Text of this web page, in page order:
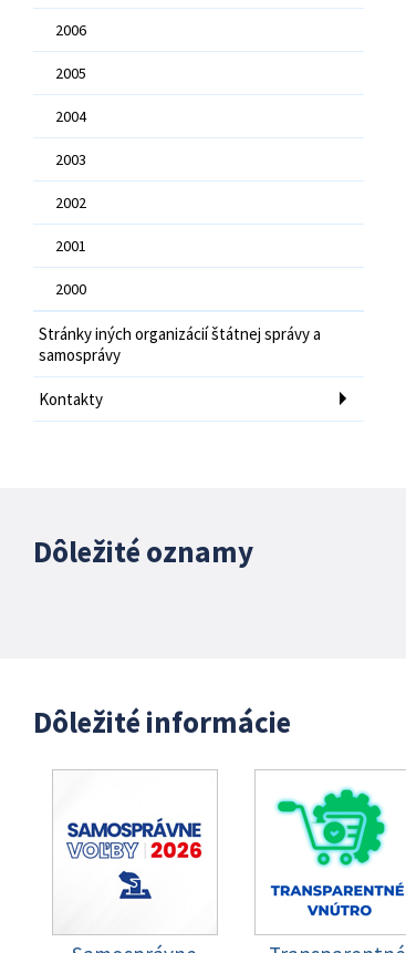
2006
2005
2004
2003
2002
2001
2000
Stránky iných organizácií štátnej správy a
samosprávy
Kontakty
Dôležité oznamy
Dôležité informácie